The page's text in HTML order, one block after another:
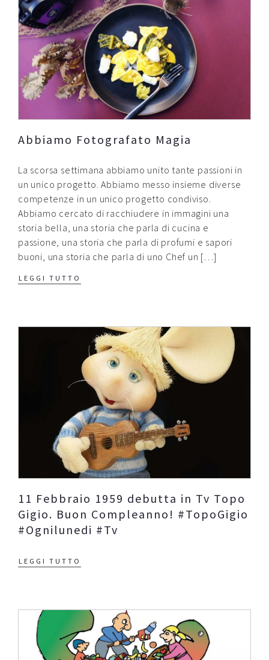
Abbiamo Fotografato Magia
La scorsa settimana abbiamo unito tante passioni in
un unico progetto. Abbiamo messo insieme diverse
competenze in un unico progetto condiviso.
Abbiamo cercato di racchiudere in immagini una
storia bella, una storia che parla di cucina e
passione, una storia che parla di profumi e sapori
buoni, una storia che parla di uno Chef un […]
LEGGI TUTTO
11 Febbraio 1959 debutta in Tv Topo
Gigio. Buon Compleanno! #TopoGigio
#Ognilunedi #Tv
LEGGI TUTTO